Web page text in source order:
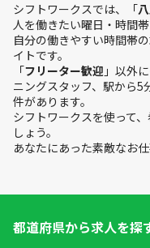
シフトワークスでは、「
人を働きたい曜日・時間帯
自分の働きやすい時間帯
イトです。
「フリーター歓迎 」以外
ニングスタッフ、駅から5
件があります。
シフトワークスを使って
しょう。
あなたにあった素敵なお
都道府県から求人を探